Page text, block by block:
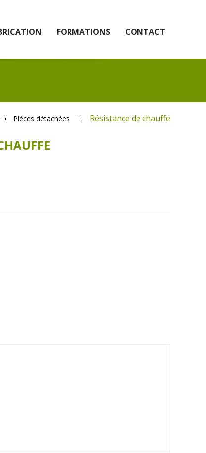
FORMATIONS CONTACT
Pièces détachées Résistance de chauffe